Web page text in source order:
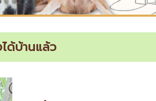
ด้บ้านแล้ว